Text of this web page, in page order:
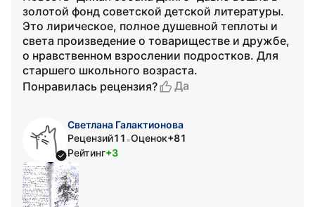
золотой фонд советской детской литературы.
Это лирическое, полное душевной теплоты и
света произведение о товариществе и дружбе,
о нравственном взрослении подростков. Для
старшего школьного возраста.
Понравилась рецензия?
Да
Светлана Галактионова
Рецензий11 •Оценок+81
Рейтинг+3